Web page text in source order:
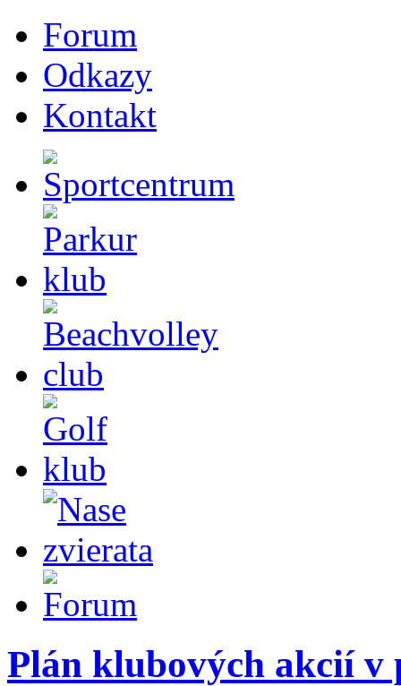
Forum
Odkazy
Kontakt
Plán klubových akcií v